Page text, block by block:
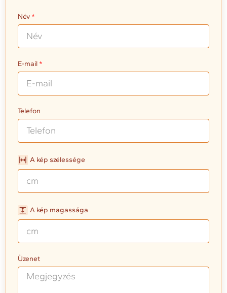
Név
E-mail
Telefon
A kép szélessége
A kép magassága
Üzenet